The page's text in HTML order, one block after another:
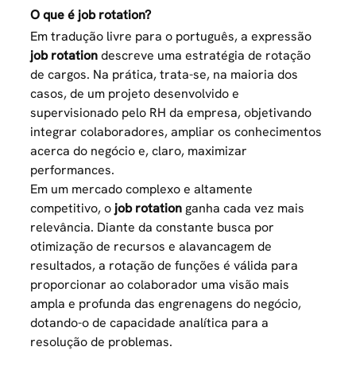
O que é job rotation?
Em tradução livre para o português, a expressão
job rotationdescreve uma estratégia de rotação
de cargos. Na prática, trata-se, na maioria dos
casos, de um projeto desenvolvido e
supervisionado pelo RH da empresa, objetivando
integrar colaboradores, ampliar os conhecimentos
acerca do negócio e, claro, maximizar
performances.
Em um mercado complexo e altamente
competitivo, o job rotation ganha cada vez mais
relevância. Diante da constante busca por
otimização de recursos e alavancagem de
resultados, a rotação de funções é válida para
proporcionar ao colaborador uma visão mais
ampla e profunda das engrenagens do negócio,
dotando-o de capacidade analítica para a
resolução de problemas.